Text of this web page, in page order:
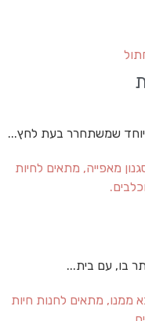
מיוחד שמשתחרר בעת לחץ...
בו, עם בית...